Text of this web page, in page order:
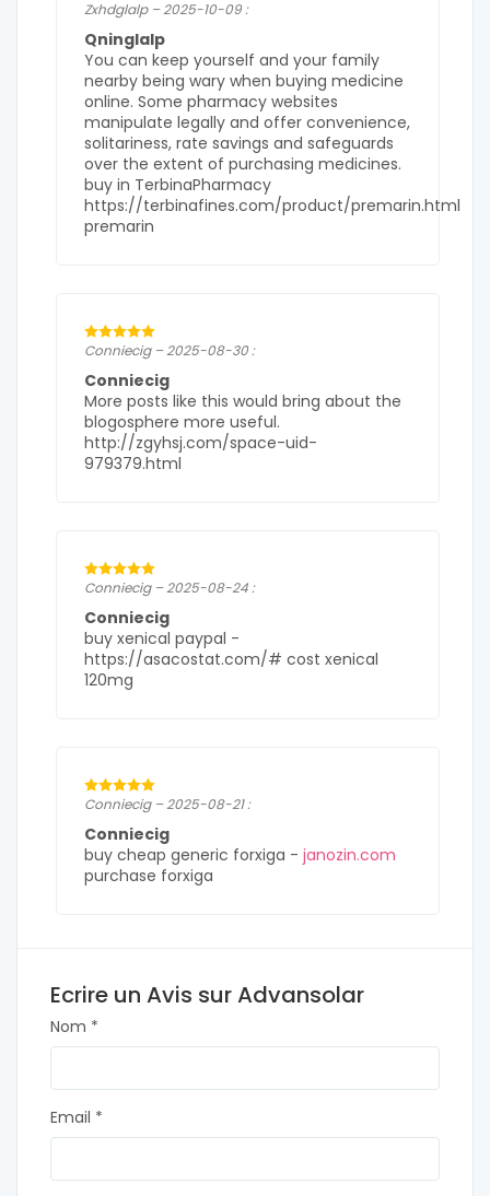
Zxhdglalp – 2025-10-09 :
Qninglalp
You can keep yourself and your family
nearby being wary when buying medicine
online. Some pharmacy websites
manipulate legally and offer convenience,
solitariness, rate savings and safeguards
over the extent of purchasing medicines.
buy in TerbinaPharmacy
https://terbinafines.com/product/premarin.html
premarin
Conniecig – 2025-08-30 :
Conniecig
More posts like this would bring about the
blogosphere more useful.
http://zgyhsj.com/space-uid-
979379.html
Conniecig – 2025-08-24 :
Conniecig
buy xenical paypal -
https://asacostat.com/# cost xenical
120mg
Conniecig – 2025-08-21 :
Conniecig
buy cheap generic forxiga - janozin.com
purchase forxiga
Ecrire un Avis sur Advansolar
Nom *
Email *